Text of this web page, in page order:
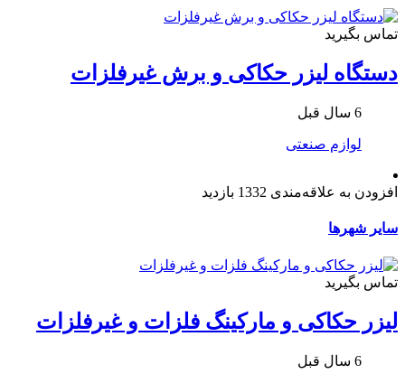
تماس بگیرید
دستگاه لیزر حکاکی و برش غیرفلزات
6 سال قبل
لوازم صنعتی
افزودن به علاقه‌مندی 1332 بازدید
سایر شهرها
تماس بگیرید
لیزر حکاکی و مارکینگ فلزات و غیرفلزات
6 سال قبل